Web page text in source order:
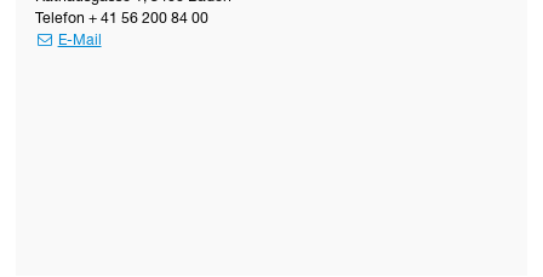
Telefon + 41 56 200 84 00
E-Mail